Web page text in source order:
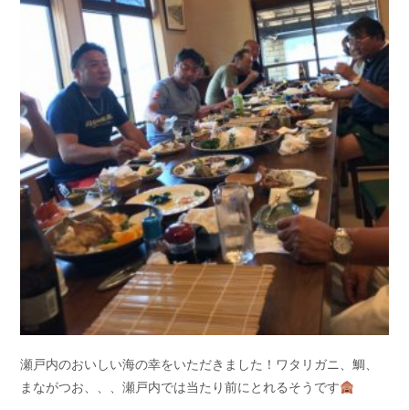
瀬戸内のおいしい海の幸をいただきました！ワタリガニ、鯛、
まながつお、、、瀬戸内では当たり前にとれるそうです